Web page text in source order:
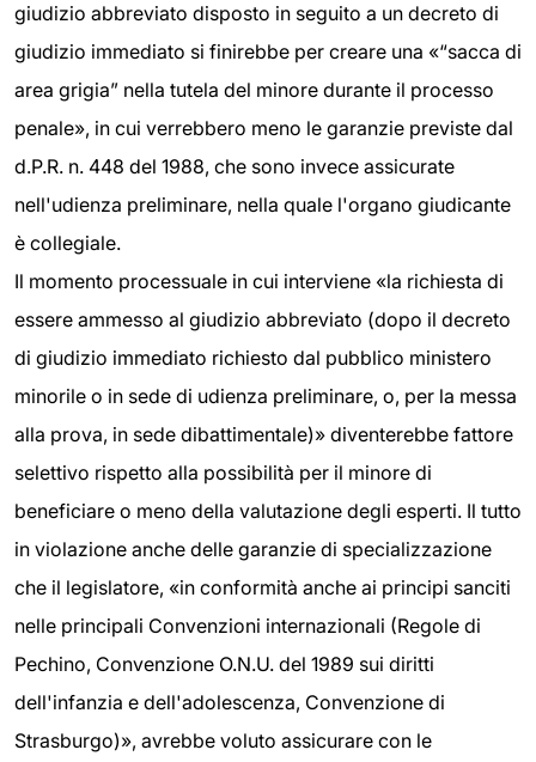
giudizio abbreviato disposto in seguito a un decreto di
giudizio immediato si finirebbe per creare una «“sacca di
area grigia” nella tutela del minore durante il processo
penale», in cui verrebbero meno le garanzie previste dal
d.P.R. n. 448 del 1988, che sono invece assicurate
nell'udienza preliminare, nella quale l'organo giudicante
è collegiale.
Il momento processuale in cui interviene «la richiesta di
essere ammesso al giudizio abbreviato (dopo il decreto
di giudizio immediato richiesto dal pubblico ministero
minorile o in sede di udienza preliminare, o, per la messa
alla prova, in sede dibattimentale)» diventerebbe fattore
selettivo rispetto alla possibilità per il minore di
beneficiare o meno della valutazione degli esperti. Il tutto
in violazione anche delle garanzie di specializzazione
che il legislatore, «in conformità anche ai principi sanciti
nelle principali Convenzioni internazionali (Regole di
Pechino, Convenzione O.N.U. del 1989 sui diritti
dell'infanzia e dell'adolescenza, Convenzione di
Strasburgo)», avrebbe voluto assicurare con le